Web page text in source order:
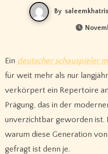
By
Ein deutscher schauspieler
für weit mehr als nur
verkörpert ein Repertoire
Prägung, das in der
unverzichtbar geworden ist.
warum diese Generation
gefragt ist denn je.